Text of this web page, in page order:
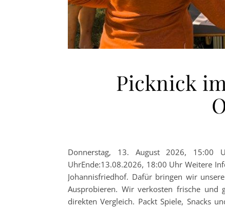
Picknick
Donnerstag, 13. August 2026, 15:00
UhrEnde:13.08.2026, 18:00 Uhr Weitere
Johannisfriedhof. Dafür bringen wir
Ausprobieren. Wir verkosten frische und
direkten Vergleich. Packt Spiele, Snacks